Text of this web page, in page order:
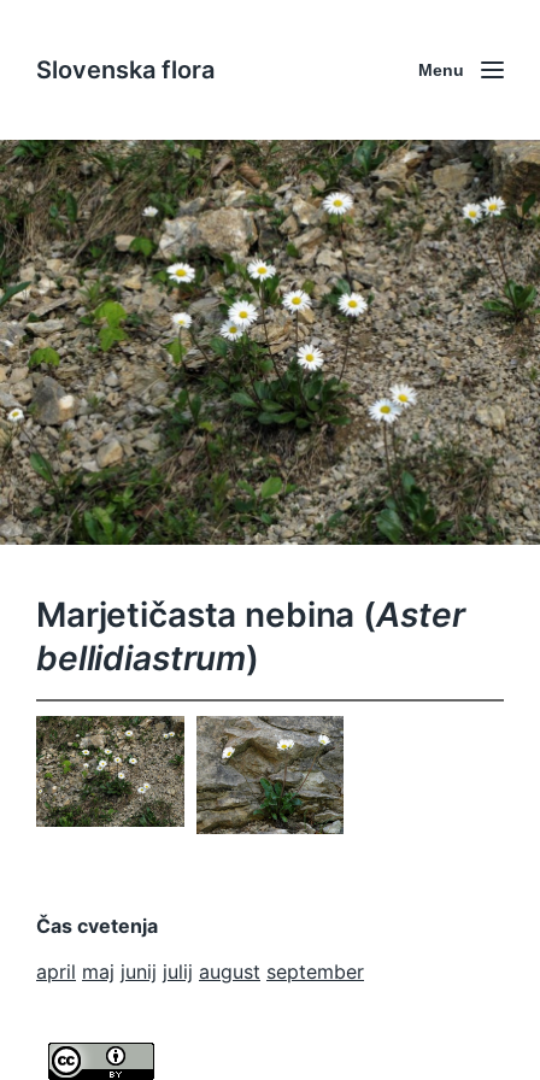
Slovenska flora Menu
Marjetičasta nebina (Aster
bellidiastrum)
Aster
bellidiastru
m
Aster
bellidiastru
m
Čas cvetenja
april maj junij julij august september